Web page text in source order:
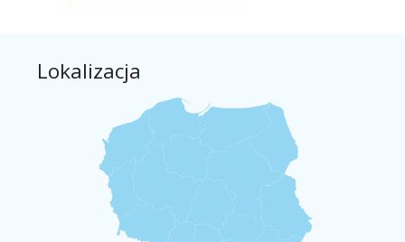
Lokalizacja